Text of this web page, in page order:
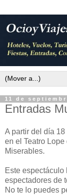
11 de
Entradas
A partir del día
en el Teatro
Miserables.
Este
espectadores de
No te lo puedes